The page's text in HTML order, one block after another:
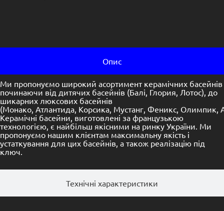
Опис
Технічні характеристики
Ми пропонуємо широкий асортимент керамічних басейнів
починаючи від дитячих басейнів (Балі, Глория, Лотос), до
шикарних люксових басейнів
(Монако, Атлантида, Корсика, Мустанг, Феникс, Олимпик,
Керамічні басейни, виготовлені за французькою
технологією, є найбільш якісними на ринку України. Ми
пропонуємо нашим клієнтам максимальну якість і
устаткування для цих басейнів, а також реалізацію під
ключ.